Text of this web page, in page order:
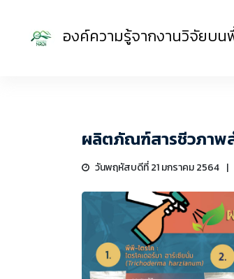
องค์ความรู้จากงานวิจัยบ
ผลิตภัณฑ์สารชีวภาพ
วันพฤหัสบดีที่ 21 มกราคม 2564